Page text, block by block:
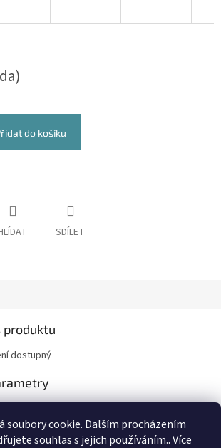
soubory cookie. Dalším procházením
souhlas s jejich používáním.. Více
do košíku
SDÍLET
produktu
dostupný